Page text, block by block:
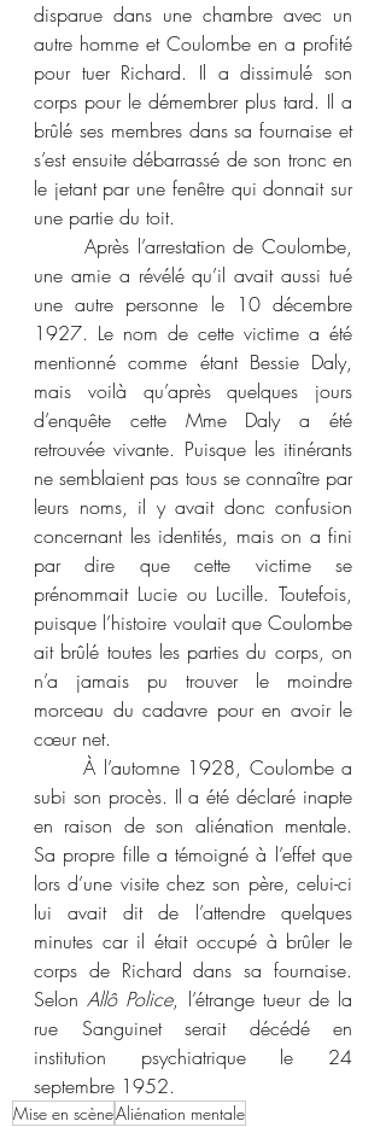
disparue dans une chambre avec un
autre homme et Coulombe en a profité
pour tuer Richard. Il a dissimulé son
corps pour le démembrer plus tard. Il a
brûlé ses membres dans sa fournaise et
s’est ensuite débarrassé de son tronc en
le jetant par une fenêtre qui donnait sur
une partie du toit.
une amie a révélé qu’il avait aussi tué
une autre personne le 10 décembre
1927. Le nom de cette victime a été
mentionné comme étant Bessie Daly,
mais voilà qu’après quelques jours
d’enquête cette Mme Daly a été
retrouvée vivante. Puisque les itinérants
ne semblaient pas tous se connaître par
leurs noms, il y avait donc confusion
concernant les identités, mais on a fini
par dire que cette victime se
prénommait Lucie ou Lucille. Toutefois,
puisque l’histoire voulait que Coulombe
ait brûlé toutes les parties du corps, on
n’a jamais pu trouver le moindre
morceau du cadavre pour en avoir le
cœur net.
	À l’automne 1928, Coulombe a
subi son procès. Il a été déclaré inapte
en raison de son aliénation mentale.
Sa propre fille a témoigné à l’effet que
lors d’une visite chez son père, celui-ci
lui avait dit de l’attendre quelques
minutes car il était occupé à brûler le
corps de Richard dans sa fournaise.
Selon Allô Police, l’étrange tueur de la
rue Sanguinet serait décédé en
institution psychiatrique le 24
septembre 1952.
Mise en scèneAliénation mentale